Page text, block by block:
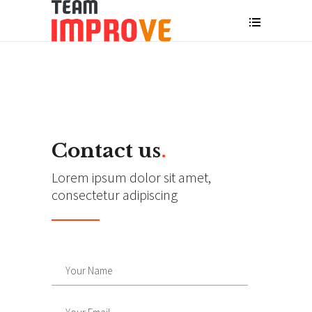
Contact us.
Lorem ipsum dolor sit amet,
consectetur adipiscing